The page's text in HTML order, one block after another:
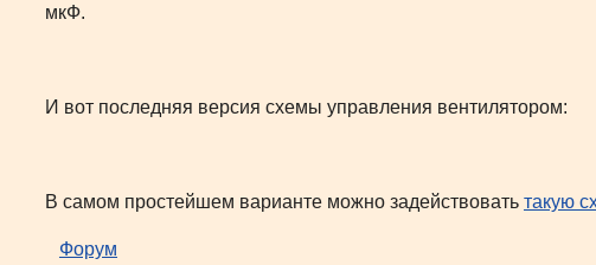
мкФ.
И вот последняя версия схемы управления вентилятором:
В самом простейшем варианте можно задействовать такую
Форум